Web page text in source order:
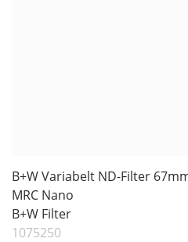
B+W Variabelt ND-Filter
MRC Nano
B+W Filter
1075250